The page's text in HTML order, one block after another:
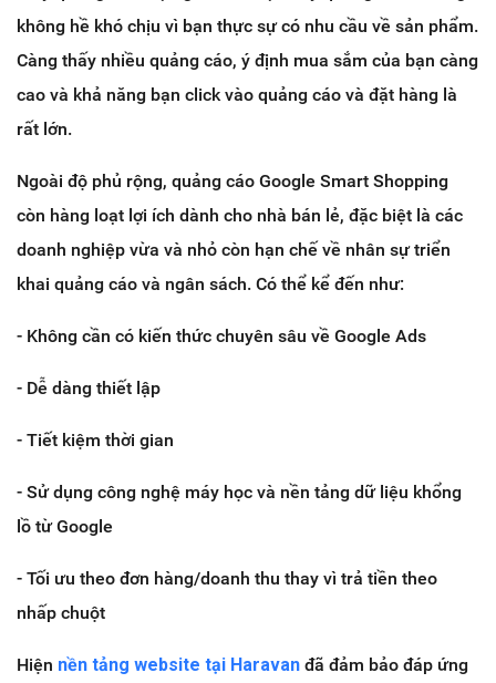
không hề khó chịu vì bạn thực sự có nhu cầu về sản phẩm.
Càng thấy nhiều quảng cáo, ý định mua sắm của bạn càng
cao và khả năng bạn click vào quảng cáo và đặt hàng là
rất lớn.
Ngoài độ phủ rộng, quảng cáo Google Smart Shopping
còn hàng loạt lợi ích dành cho nhà bán lẻ, đặc biệt là các
doanh nghiệp vừa và nhỏ còn hạn chế về nhân sự triển
khai quảng cáo và ngân sách. Có thể kể đến như:
- Không cần có kiến thức chuyên sâu về Google Ads
- Dễ dàng thiết lập
- Tiết kiệm thời gian
- Sử dụng công nghệ máy học và nền tảng dữ liệu khổng
lồ từ Google
- Tối ưu theo đơn hàng/doanh thu thay vì trả tiền theo
nhấp chuột
Hiện nền tảng website tại Haravan đã đảm bảo đáp ứng